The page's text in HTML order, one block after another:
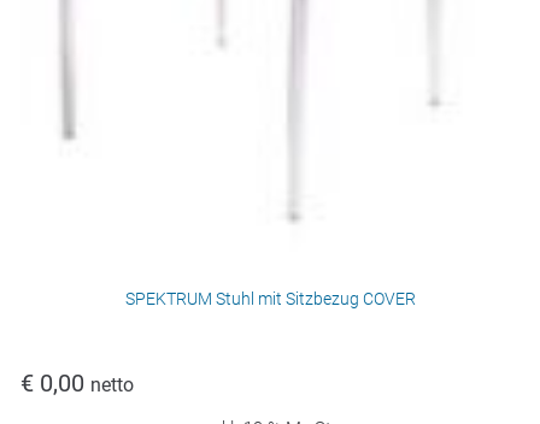
SPEKTRUM Stuhl mit Sitzbezug COVER
€ 0,00 netto